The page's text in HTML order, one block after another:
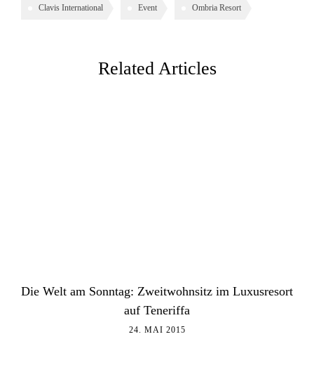
Clavis International Event Ombria Resort
Related Articles
Die Welt am Sonntag: Zweitwohnsitz im Luxusresort
auf Teneriffa
24. MAI 2015